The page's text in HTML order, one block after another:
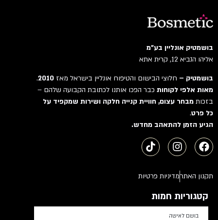
בושמטיק אונליין בע"מ
אליהו הנביא 12, קרית אתא
בושמטיק –חלוצי הבישום והטיפוח אונליין בישראל מאז2010
.
מאות אלפי לקוחותכבר הפכו אותנו לכתובת הקבועה שלהם –
בזכותמבחר עצום, חוויית קנייה חלקה ושירות שמקפיד על
כל פרט.
הגיע הזמן להתאהב מחדש.
תקנון האתרמדיניות פרטיות
קטגוריות חמות
בושם לאישה